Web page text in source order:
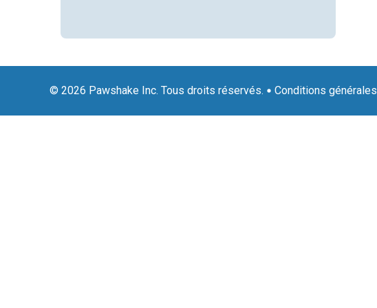
© 2026 Pawshake Inc. Tous droits réservés. Conditions générales